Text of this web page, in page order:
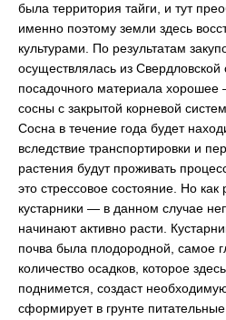
была территория тайги, и тут
именно поэтому земли здесь
культурами. По результатам
осуществлялась из Свердловской
посадочного материала
сосны с закрытой корневой
Сосна в течение года будет
вследствие транспортировки и
растения будут проживать
это стрессовое состояние. Но как
кустарники ― в данном случае
начинают активно расти.
почва была плодородной, самое
количество осадков, которое
поднимется, создаст
сформирует в грунте